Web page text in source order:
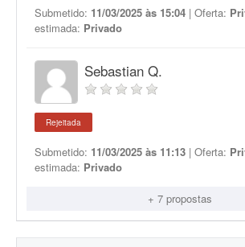
Submetido: 11/03/2025 às 15:04 | Oferta:
estimada: Privado
Sebastian Q.
Rejeitada
Submetido: 11/03/2025 às 11:13 | Oferta:
estimada: Privado
+ 7 propostas